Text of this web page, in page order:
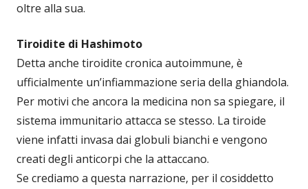
oltre alla sua.
Tiroidite di Hashimoto
Detta anche tiroidite cronica autoimmune, è
ufficialmente un’infiammazione seria della ghiandola.
Per motivi che ancora la medicina non sa spiegare, il
sistema immunitario attacca se stesso. La tiroide
viene infatti invasa dai globuli bianchi e vengono
creati degli anticorpi che la attaccano.
Se crediamo a questa narrazione, per il cosiddetto